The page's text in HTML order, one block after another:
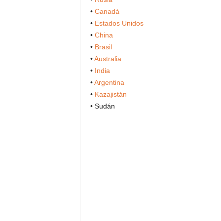
• Canadá
• Estados Unidos
• China
• Brasil
•Australia
• India
•Argentina
• Kazajistán
• Sudán